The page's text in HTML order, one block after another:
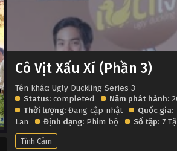
Cô Vịt Xấu Xí (Phần 3)
Tên khác: Ugly Duckling Series 3
Status: completed Năm phát hành:
Thời lượng: Đang cập nhật Quốc gia:
Lan
Định dạng: Phim bộ Số tập: 7
Tình Cảm